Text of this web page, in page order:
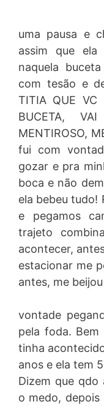
uma pausa e
assim que
naquela
com tesão e
TITIA QUE VC
BUCETA, VAI
MENTIROSO,
fui com
gozar e pra
boca e não
ela bebeu tudo!
e pegamos
trajeto
acontecer,
estacionar me
antes, me
vontade
pela foda.
tinha
anos e ela tem
Dizem que qdo
o medo,